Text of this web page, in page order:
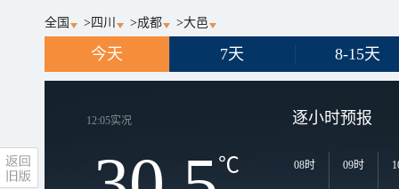
全国 > 四川 >成都 >大邑
今天 7天 8-15天
12:05实况
℃
逐小时预报
08时 09时